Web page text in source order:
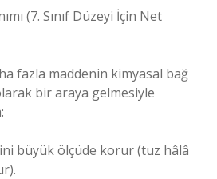
(7. Sınıf Düzeyi İçin Net
fazla maddenin kimyasal bağ
bir araya gelmesiyle
büyük ölçüde korur (tuz hâlâ